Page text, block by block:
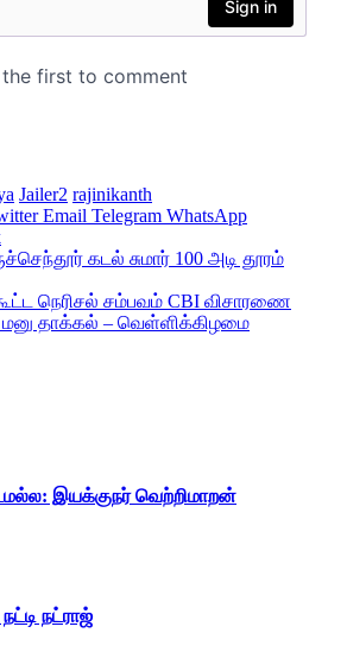
Jailer2 rajinikanth
Email Telegram WhatsApp
கடல் சுமார் 100 அடி தூரம்
நெரிசல் சம்பவம் CBI விசாரணை
தாக்கல் – வெள்ளிக்கிழமை
படமல்ல: இயக்குநர் வெற்றிமாறன்
நட்ராஜ்